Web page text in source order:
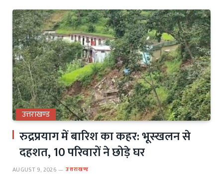
उत्तराखण्ड
रुद्रप्रयाग में बारिश का कहर: भूस्खलन से
दहशत, 10 परिवारों ने छोड़े घर
AUGUST 9, 2026 उत्तराखण्ड